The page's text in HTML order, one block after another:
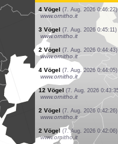
1 Vogel (7. Aug. 2026 0:52:06)
www.ornitho.it
2 Vögel (7. Aug. 2026 0:51:39)
www.ornitho.it
4 Vögel (7. Aug. 2026 0:50:57)
www.ornitho.it
1 Vogel (7. Aug. 2026 0:50:13)
www.ornitho.it
7 Vögel (7. Aug. 2026 0:49:55)
www.ornitho.it
1 Vogel (7. Aug. 2026 0:48:30)
www.ornitho.it
1 Vogel (7. Aug. 2026 0:47:36)
www.ornitho.it